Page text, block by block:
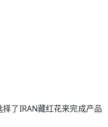
了IRAN藏红花来完成产品